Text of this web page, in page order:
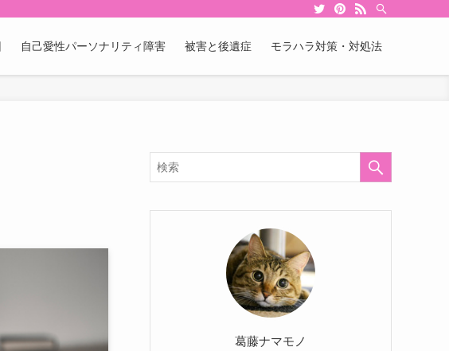
自己愛性パーソナリティ障害 被害と後遺症 モラハラ対策・対処法
葛藤ナマモノ